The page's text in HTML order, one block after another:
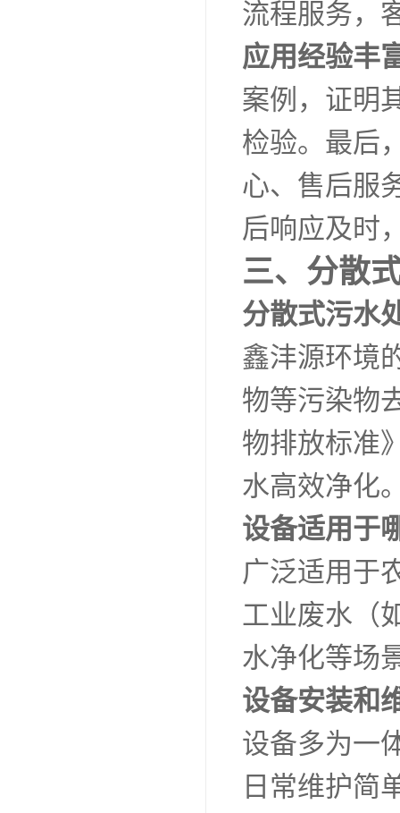
流程服务，
应用经验丰
案例，证明
检验。最后
心、售后服
后响应及时
三、分散
分散式污水
鑫沣源环境
物等污染物
物排放标准
水高效净化
设备适用于
广泛适用于
工业废水（
水净化等场
设备安装和
设备多为一
日常维护简